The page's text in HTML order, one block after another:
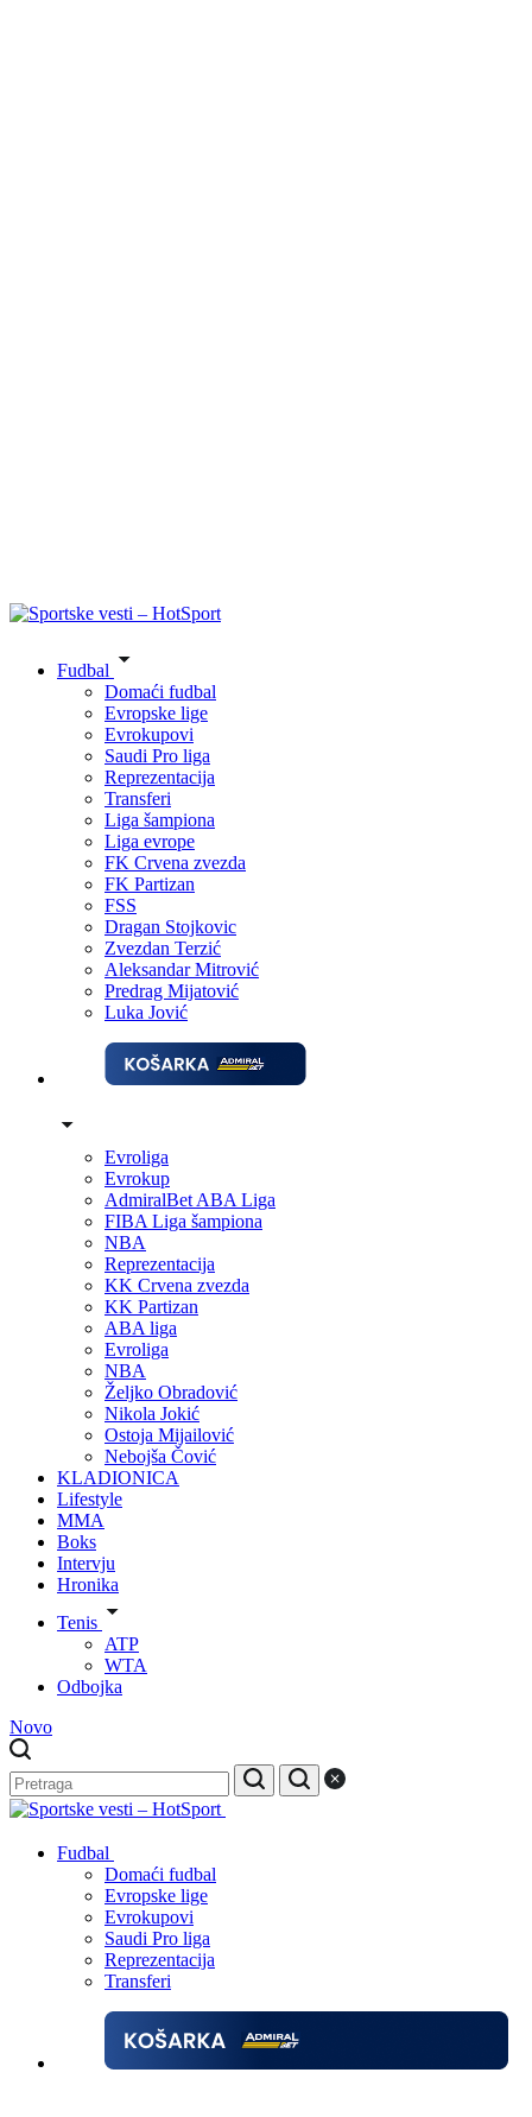
Fudbal
Domaći fudbal
Evropske lige
Evrokupovi
Saudi Pro liga
Reprezentacija
Transferi
Liga šampiona
Liga evrope
FK Crvena zvezda
FK Partizan
FSS
Dragan Stojkovic
Zvezdan Terzić
Aleksandar Mitrović
Predrag Mijatović
Luka Jović
Evroliga
Evrokup
AdmiralBet ABA Liga
FIBA Liga šampiona
NBA
Reprezentacija
KK Crvena zvezda
KK Partizan
ABA liga
Evroliga
NBA
Željko Obradović
Nikola Jokić
Ostoja Mijailović
Nebojša Čović
KLADIONICA
Lifestyle
MMA
Boks
Intervju
Hronika
Tenis
ATP
WTA
Odbojka
Novo
Fudbal
Domaći fudbal
Evropske lige
Evrokupovi
Saudi Pro liga
Reprezentacija
Transferi